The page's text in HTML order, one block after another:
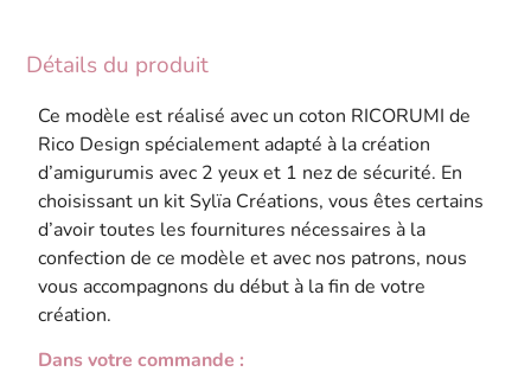
Détails du produit
Ce modèle est réalisé avec un coton RICORUMI de
Rico Design spécialement adapté à la création
d’amigurumis avec 2 yeux et 1 nez de sécurité. En
choisissant un kit Sylïa Créations, vous êtes certains
d’avoir toutes les fournitures nécessaires à la
confection de ce modèle et avec nos patrons, nous
vous accompagnons du début à la fin de votre
création.
Dans votre commande :